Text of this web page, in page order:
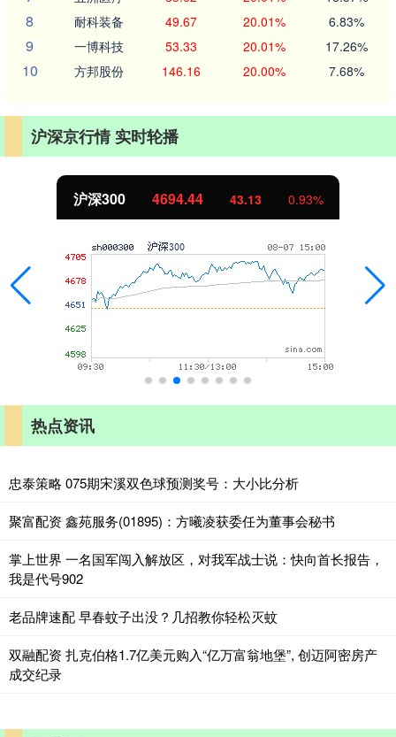
8 耐科装备 49.67 20.01% 6.83%
9 一博科技 53.33 20.01% 17.26%
10 方邦股份 146.16 20.00% 7.68%
沪深京行情 实时轮播
4694.44 43.13 0.93%
热点资讯
忠泰策略 075期宋溪双色球预测奖号：大小比分析
聚富配资 鑫苑服务(01895)：方曦凌获委任为董事会秘书
掌上世界 一名国军闯入解放区，对我军战士说：快向首长报告，
我是代号902
老品牌速配 早春蚊子出没？几招教你轻松灭蚊
双融配资 扎克伯格1.7亿美元购入“亿万富翁地堡”, 创迈阿密房产
成交纪录